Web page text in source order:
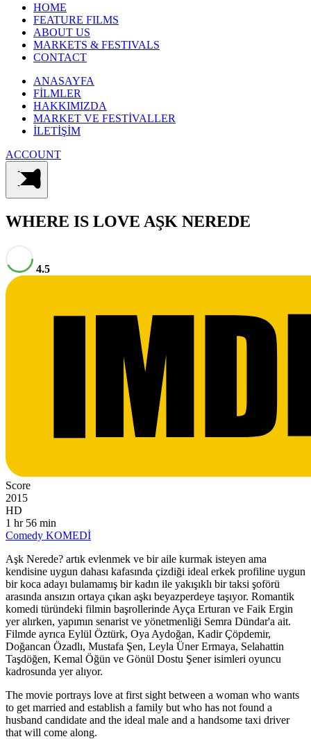
HOME
FEATURE FILMS
ABOUT US
MARKETS & FESTIVALS
CONTACT
ANASAYFA
FİLMLER
HAKKIMIZDA
MARKET VE FESTİVALLER
İLETİŞİM
ACCOUNT
WHERE IS LOVE AŞK NEREDE
4.5
Score
2015
HD
1 hr 56 min
Comedy KOMEDİ
Aşk Nerede? artık evlenmek ve bir aile kurmak isteyen ama
kendisine uygun dahası kafasında çizdiği ideal erkek profiline uygun
bir koca adayı bulamamış bir kadın ile yakışıklı bir taksi şoförü
arasında ansızın ortaya çıkan aşkı beyazperdeye taşıyor. Romantik
komedi türündeki filmin başrollerinde Ayça Erturan ve Faik Ergin
yer alırken, yapımın senarist ve yönetmenliği Semra Dündar'a ait.
Filmde ayrıca Eylül Öztürk, Oya Aydoğan, Kadir Çöpdemir,
Doğancan Özadlı, Mustafa Şen, Leyla Üner Ermaya, Selahattin
Taşdöğen, Kemal Öğün ve Gönül Dostu Şener isimleri oyuncu
kadrosunda yer alıyor.
The movie portrays love at first sight between a woman who wants
to get married and establish a family but who has not found a
husband candidate and the ideal male and a handsome taxi driver
that will come along.